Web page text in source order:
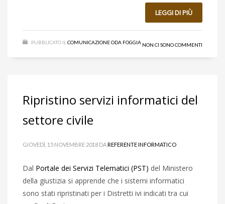
LEGGI DI PIÙ
PUBBLICATO IL COMUNICAZIONE ODA FOGGIA NON CI SONO COMMENTI
Ripristino servizi informatici del
settore civile
GIOVEDÌ, 15 NOVEMBRE 2018 DAREFERENTE INFORMATICO
Dal Portale dei Servizi Telematici (PST) del Ministero
della giustizia si apprende che i sistemi informatici
sono stati ripristinati per i Distretti ivi indicati tra cui